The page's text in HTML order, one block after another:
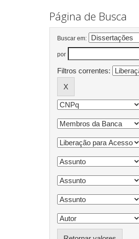
Página de Busca
Buscar em:
por
Filtros correntes: